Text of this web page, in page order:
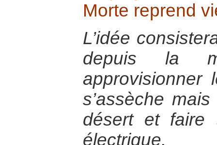
Morte reprend
L’idée
depuis la
s’assèche
désert et faire
électrique.